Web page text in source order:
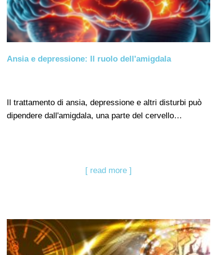
Ansia e depressione: Il ruolo dell'amigdala
Il trattamento di ansia, depressione e altri disturbi può
dipendere dall'amigdala, una parte del cervello…
[ read more ]